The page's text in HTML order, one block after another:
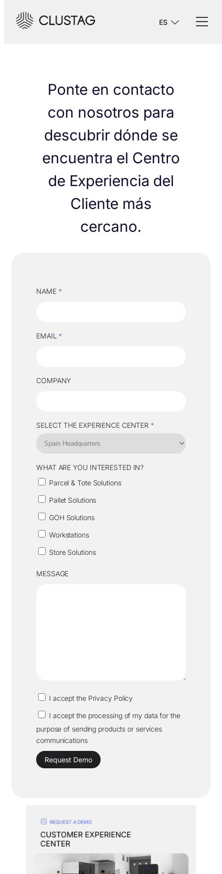
ES
Ponte en contacto
con nosotros para
descubrir dónde se
encuentra el Centro
de Experiencia del
Cliente más
cercano.
NAME *
EMAIL *
COMPANY
SELECT THE EXPERIENCE CENTER *
WHAT ARE YOU INTERESTED IN?
Parcel & Tote Solutions
Pallet Solutions
GOH Solutions
Workstations
Store Solutions
MESSAGE
I accept the Privacy Policy
I accept the processing of my data for the
purpose of sending products or services
communications